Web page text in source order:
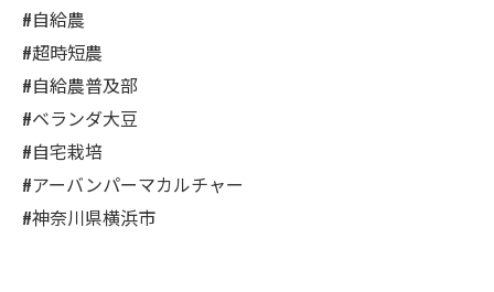
#自給農
#超時短農
#自給農普及部
#ベランダ大豆
#自宅栽培
#アーバンパーマカルチャー
#神奈川県横浜市